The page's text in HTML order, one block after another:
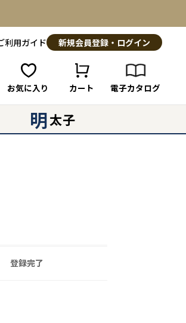
利用ガイド 新規会員登録・ログイン
お気に入り カート 電子カタログ
明太子
登録完了